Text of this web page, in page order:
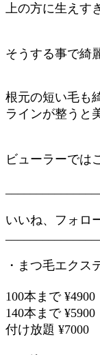
上の方に生えす
そうする事で綺
根元の短い毛も
ラインが整うと
ビューラーでは
いいね、フォロ
・まつ毛エクス
100本まで ¥4900
140本まで ¥5900
付け放題 ¥7000